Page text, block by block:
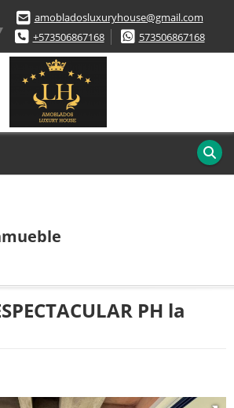
amobladosluxuryhouse@gmail.com
+573506867168
573506867168
PH la